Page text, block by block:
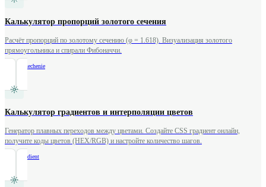
Калькулятор пропорций золотого сечения
Расчёт пропорций по золотому сечению (φ = 1.618). Визуализация золотого
прямоугольника и спирали Фибоначчи.
zolotoe-sechenie
Калькулятор градиентов и интерполяции цветов
Генератор плавных переходов между цветами. Создайте CSS градиент онлайн,
получите коды цветов (HEX/RGB) и настройте количество шагов.
color-gradient